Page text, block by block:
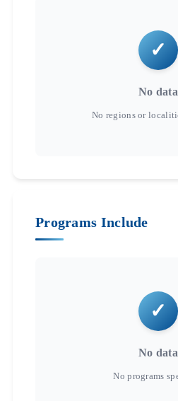
No data
Programs Include
No data